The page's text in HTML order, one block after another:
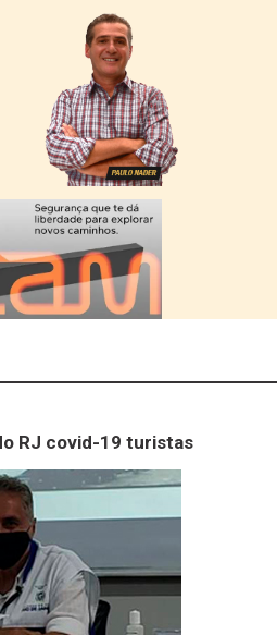
RJ covid-19 turistas